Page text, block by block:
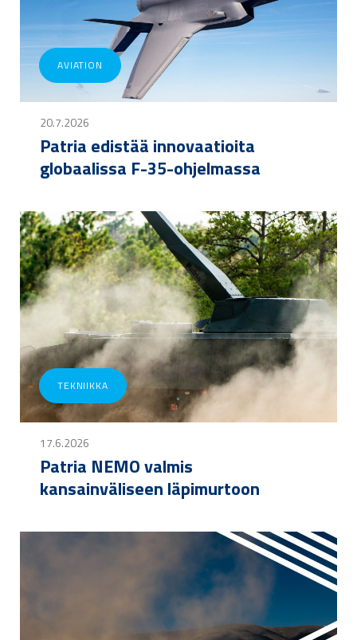
AVIATION
20.7.2026
Patria edistää innovaatioita
globaalissa F-35-ohjelmassa
TEKNIIKKA
17.6.2026
Patria NEMO valmis
kansainväliseen läpimurtoon